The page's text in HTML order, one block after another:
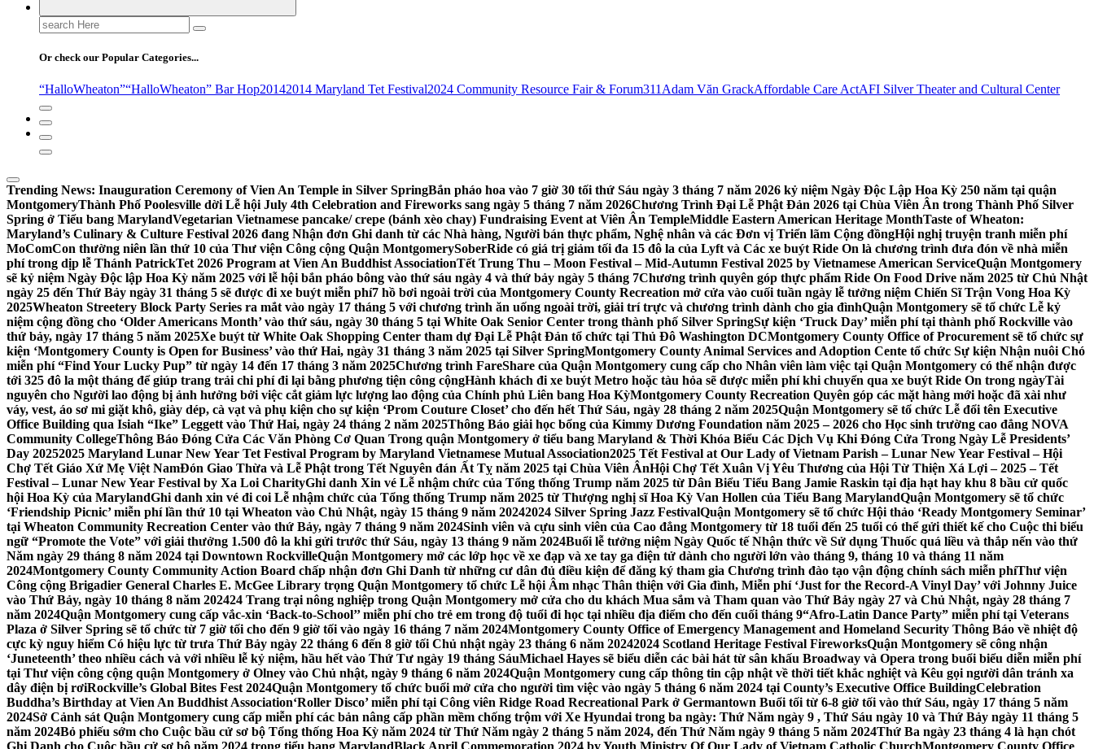
Search
for:
Or check our Popular Categories...
“HalloWheaton”“HalloWheaton” Bar Hop20142014 Maryland Tet Festival2024 Community Resource Fair & Forum311 Adam Văn GrackAffordable Care ActAFI Silver Theater and Cultural Center
Trending News: Inauguration Ceremony of Vien An Temple in Silver SpringBắn pháo hoa vào 7 giờ 30 tối thứ Sáu ngày 3 tháng 7 năm 2026 kỷ niệm Ngày Độc Lập Hoa Kỳ 250 năm tại quận
MontgomeryThành Phố Poolesville dời Lễ hội July 4th Celebration and Fireworks sang ngày 5 tháng 7 năm 2026Chương Trình Đại Lễ Phật Đản 2026 tại Chùa Viên Ân trong Thành Phố Silver
Spring ở Tiểu bang MarylandVegetarian Vietnamese pancake/ crepe (bánh xèo chay) Fundraising Event at Viên Ân TempleMiddle Eastern American Heritage MonthTaste of Wheaton:
Maryland’s Culinary & Culture Festival 2026 đang Nhận đơn Ghi danh từ các Nhà hàng, Người bán thực phẩm, Nghệ nhân và các Đơn vị Triển lãm Cộng đồngHội nghị truyện tranh miễn phí
MoComCon thường niên lần thứ 10 của Thư viện Công cộng Quận MontgomerySoberRide có giá trị giảm tối đa 15 đô la của Lyft và Các xe buýt Ride On là chương trình đưa đón về nhà miễn
phí trong dịp lễ Thánh PatrickTet 2026 Program at Vien An Buddhist AssociationTết Trung Thu – Moon Festival – Mid-Autumn Festival 2025 by Vietnamese American ServiceQuận Montgomery
sẽ kỷ niệm Ngày Độc lập Hoa Kỳ năm 2025 với lễ hội bắn pháo bông vào thứ sáu ngày 4 và thứ bảy ngày 5 tháng 7Chương trình quyên góp thực phẩm Ride On Food Drive năm 2025 từ Chủ Nhật
ngày 25 đến Thứ Bảy ngày 31 tháng 5 sẽ được đi xe buýt miễn phí7 hồ bơi ngoài trời của Montgomery County Recreation mở cửa vào cuối tuần ngày lễ tưởng niệm Chiến Sĩ Trận Vong Hoa Kỳ
2025Wheaton Streetery Block Party Series ra mắt vào ngày 17 tháng 5 với chương trình ăn uống ngoài trời, giải trí trực và chương trình dành cho gia đìnhQuận Montgomery sẽ tổ chức Lễ kỷ
niệm cộng đồng cho ‘Older Americans Month’ vào thứ sáu, ngày 30 tháng 5 tại White Oak Senior Center trong thành phố Silver SpringSự kiện ‘Truck Day’ miễn phí tại thành phố Rockville vào
thứ bảy, ngày 17 tháng 5 năm 2025Xe buýt từ White Oak Shopping Center tham dự Đại Lễ Phật Đản tổ chức tại Thủ Đô Washington DCMontgomery County Office of Procurement sẽ tổ chức sự
kiện ‘Montgomery County is Open for Business’ vào thứ Hai, ngày 31 tháng 3 năm 2025 tại Silver SpringMontgomery County Animal Services and Adoption Cente tổ chức Sự kiện Nhận nuôi Chó
miễn phí “Find Your Lucky Pup” từ ngày 14 đến 17 tháng 3 năm 2025Chương trình FareShare của Quận Montgomery cung cấp cho Nhân viên làm việc tại Quận Montgomery có thể nhận được
tới 325 đô la một tháng để giúp trang trải chi phí đi lại bằng phương tiện công cộngHành khách đi xe buýt Metro hoặc tàu hỏa sẽ được miễn phí khi chuyển qua xe buýt Ride On trong ngàyTài
nguyên cho Người lao động bị ảnh hưởng bởi việc cắt giảm lực lượng lao động của Chính phủ Liên bang Hoa KỳMontgomery County Recreation Quyên góp các mặt hàng mới hoặc đã xài như
váy, vest, áo sơ mi giặt khô, giày dép, cà vạt và phụ kiện cho sự kiện ‘Prom Couture Closet’ cho đến hết Thứ Sáu, ngày 28 tháng 2 năm 2025Quận Montgomery sẽ tổ chức Lễ đổi tên Executive
Office Building qua Isiah “Ike” Leggett vào Thứ Hai, ngày 24 tháng 2 năm 2025Thông Báo giải học bổng của Kimmy Dương Foundation năm 2025 – 2026 cho Học sinh trường cao đẳng NOVA
Community CollegeThông Báo Đóng Cửa Các Văn Phòng Cơ Quan Trong quận Montgomery ở tiểu bang Maryland & Thời Khóa Biểu Các Dịch Vụ Khi Đóng Cửa Trong Ngày Lễ Presidents’
Day 20252025 Maryland Lunar New Year Tet Festival Program by Maryland Vietnamese Mutual Association2025 Tết Festival at Our Lady of Vietnam Parish – Lunar New Year Festival – Hội
Chợ Tết Giáo Xứ Mẹ Việt NamĐón Giao Thừa và Lễ Phật trong Tết Nguyên đán Ất Tỵ năm 2025 tại Chùa Viên ÂnHội Chợ Tết Xuân Vị Yêu Thương của Hội Từ Thiện Xá Lợi – 2025 – Tết
Festival – Lunar New Year Festival by Xa Loi CharityGhi danh Xin vé Lễ nhậm chức của Tổng thống Trump năm 2025 từ Dân Biểu Tiểu Bang Jamie Raskin tại địa hạt hay khu 8 bầu cử quốc
hội Hoa Kỳ của MarylandGhi danh xin vé đi coi Lễ nhậm chức của Tổng thống Trump năm 2025 từ Thượng nghị sĩ Hoa Kỳ Van Hollen của Tiểu Bang MarylandQuận Montgomery sẽ tổ chức
‘Friendship Picnic’ miễn phí lần thứ 10 tại Wheaton vào Chủ Nhật, ngày 15 tháng 9 năm 20242024 Silver Spring Jazz FestivalQuận Montgomery sẽ tổ chức Hội thảo ‘Ready Montgomery Seminar’
tại Wheaton Community Recreation Center vào thứ Bảy, ngày 7 tháng 9 năm 2024Sinh viên và cựu sinh viên của Cao đẳng Montgomery từ 18 tuổi đến 25 tuổi có thể gửi thiết kế cho Cuộc thi biểu
ngữ “Promote the Vote” với giải thưởng 1.500 đô la khi gửi trước thứ Sáu, ngày 13 tháng 9 năm 2024Buổi lễ tưởng niệm Ngày Quốc tế Nhận thức về Sử dụng Thuốc quá liều và thắp nến vào thứ
Năm ngày 29 tháng 8 năm 2024 tại Downtown RockvilleQuận Montgomery mở các lớp học về xe đạp và xe tay ga điện tử dành cho người lớn vào tháng 9, tháng 10 và tháng 11 năm
2024Montgomery County Community Action Board chấp nhận đơn Ghi Danh từ những cư dân đủ điều kiện để đăng ký tham gia Chương trình đào tạo vận động chính sách miễn phíThư viện
Công cộng Brigadier General Charles E. McGee Library trọng Quận Montgomery tổ chức Lễ hội Âm nhạc Thân thiện với Gia đình, Miễn phí ‘Just for the Record-A Vinyl Day’ với Johnny Juice
vào Thứ Bảy, ngày 10 tháng 8 năm 202424 Trang trại nông nghiệp trong Quận Montgomery mở cửa cho du khách Mua sắm và Tham quan vào Thứ Bảy ngày 27 và Chủ Nhật, ngày 28 tháng 7
năm 2024Quận Montgomery cung cấp vắc-xin ‘Back-to-School’’ miễn phí cho trẻ em trong độ tuổi đi học tại nhiều địa điểm cho đến cuối tháng 9“Afro-Latin Dance Party” miễn phí tại Veterans
Plaza ở Silver Spring sẽ tổ chức từ 7 giờ tối cho đến 9 giờ tối vào ngày 16 tháng 7 năm 2024Montgomery County Office of Emergency Management and Homeland Security Thông Báo về nhiệt độ
cực kỳ nguy hiểm Có hiệu lực từ trưa Thứ Bảy ngày 22 tháng 6 đến 8 giờ tối Chủ nhật ngày 23 tháng 6 năm 20242024 Scotland Heritage Festival FireworksQuận Montgomery sẽ công nhận
‘Juneteenth’ theo nhiều cách và với nhiều lễ kỷ niệm, hầu hết vào Thứ Tư ngày 19 tháng SáuMichael Hayes sẽ biểu diễn các bài hát từ sân khấu Broadway và Opera trong buổi biểu diễn miễn phí
tại Thư viện công cộng quận Montgomery ở Olney vào Chủ nhật, ngày 9 tháng 6 năm 2024Quận Montgomery cung cấp thông tin cập nhật về thời tiết khắc nghiệt và Kêu gọi người dân tránh xa
dây điện bị rơiRockville’s Global Bites Fest 2024Quận Montgomery tổ chức buổi mở cửa cho người tìm việc vào ngày 5 tháng 6 năm 2024 tại County’s Executive Office BuildingCelebration
Buddha’s Birthday at Vien An Buddhist Association‘Roller Disco’ miễn phí tại Công viên Ridge Road Recreational Park ở Germantown Buổi tối từ 6-8 giờ tối vào thứ Sáu, ngày 17 tháng 5 năm
2024Sở Cảnh sát Quận Montgomery cung cấp miễn phí các bản nâng cấp phần mềm chống trộm với Xe Hyundai trong ba ngày: Thứ Năm ngày 9 , Thứ Sáu ngày 10 và Thứ Bảy ngày 11 tháng 5
năm 2024Bỏ phiếu sớm cho Cuộc bầu cử sơ bộ Tổng thống Hoa Kỳ năm 2024 từ Thứ Năm ngày 2 tháng 5 năm 2024, đến Thứ Năm ngày 9 tháng 5 năm 2024Thứ Ba ngày 23 tháng 4 là hạn chót